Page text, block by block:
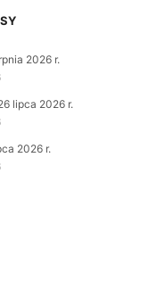
2026 r.
lipca 2026 r.
2026 r.